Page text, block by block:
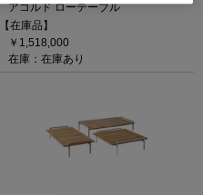
アコルド ローテーブル
【在庫品】
￥1,518,000
在庫：在庫あり